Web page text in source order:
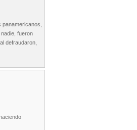
fueron
defraudaron,